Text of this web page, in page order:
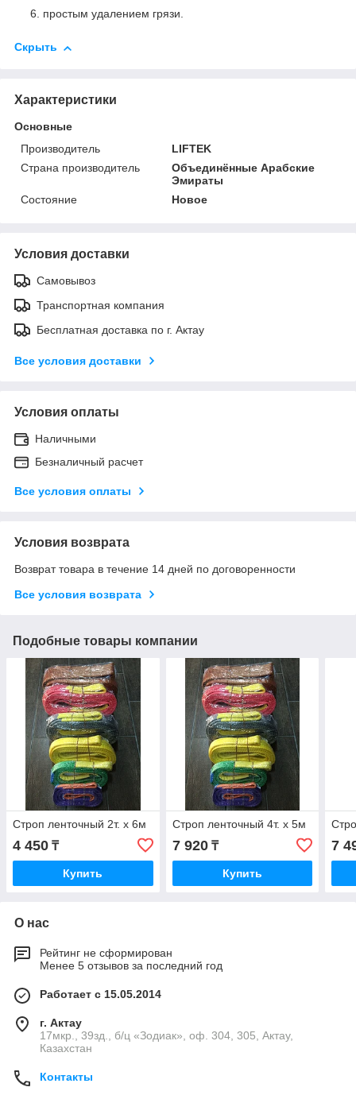
простым удалением грязи.
Скрыть
Характеристики
Основные
Производитель
LIFTEK
Страна производитель
Объединённые Арабские
Эмираты
Состояние
Новое
Условия доставки
Самовывоз
Транспортная компания
Бесплатная доставка по г. Актау
Все условия доставки
Условия оплаты
Наличными
Безналичный расчет
Все условия оплаты
Условия возврата
Возврат товара в течение 14 дней по договоренности
Все условия возврата
Подобные товары компании
Строп ленточный 2т. х 6м
4 450 ₸
Купить
Строп ленточный 4т. х 5м
7 920₸
Купить
7
О нас
Рейтинг не сформирован
Менее 5 отзывов за последний год
Работает с 15.05.2014
г. Актау
17мкр., 39зд., б/ц «Зодиак», оф. 304, 305, Актау,
Казахстан
Контакты